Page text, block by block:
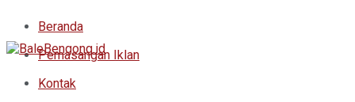
Beranda
Pemasangan Iklan
Kontak